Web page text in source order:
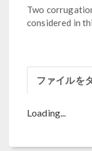
Two
considered in
ファイルを
Loading...